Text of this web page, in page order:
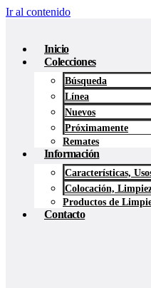
Ir al contenido
Inicio
Colecciones
Búsqueda
Línea
Nuevos
Próximamente
Remates
Información
Características,
Colocación,
Productos de
Contacto